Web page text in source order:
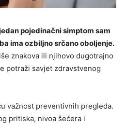
pojedinačni simptom sam
ima ozbiljno srčano oboljenje.
znakova ili njihovo dugotrajno
potraži savjet zdravstvenog
važnost preventivnih pregleda.
pritiska, nivoa šećera i